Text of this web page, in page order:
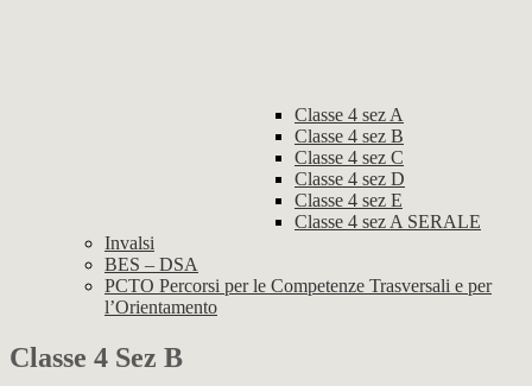
Classe 4 sez A
Classe 4 sez B
Classe 4 sez C
Classe 4 sez D
Classe 4 sez E
Classe 4 sez A SERALE
Invalsi
BES – DSA
PCTO Percorsi per le Competenze Trasversali e per
l’Orientamento
Classe 4 Sez B